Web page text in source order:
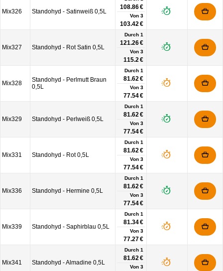
Mix326 Standohyd - Satinweiß 0,5L
108.86 €
Von 3
103.42 €
Mix327 Standohyd - Rot Satin 0,5L
Durch 1
121.26 €
Von 3
115.2 €
Mix328
Standohyd - Perlmutt Braun
0,5L
Durch 1
81.62 €
Von 3
77.54 €
Mix329 Standohyd - Perlweiß 0,5L
Durch 1
81.62 €
Von 3
77.54 €
Mix331 Standohyd - Rot 0,5L
Durch 1
81.62 €
Von 3
77.54 €
Mix336 Standohyd - Hermine 0,5L
Durch 1
81.62 €
Von 3
77.54 €
Mix339 Standohyd - Saphirblau 0,5L
Durch 1
81.34 €
Von 3
77.27 €
Mix341 Standohyd - Almadine 0,5L
Durch 1
81.62 €
Von 3